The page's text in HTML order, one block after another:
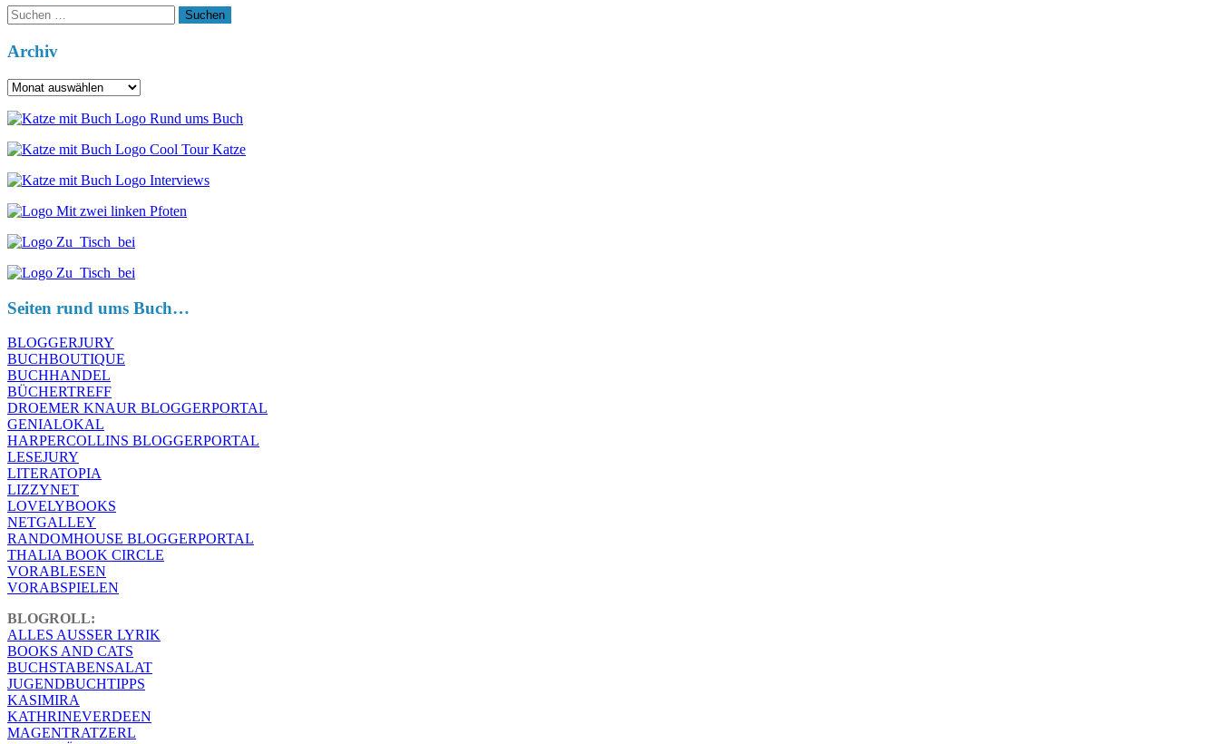
Suchen
nach:
Archiv
Archiv
Seiten rund ums Buch…
BLOGGERJURY
BUCHBOUTIQUE
BUCHHANDEL
BÜCHERTREFF
DROEMER KNAUR BLOGGERPORTAL
GENIALOKAL
HARPERCOLLINS BLOGGERPORTAL
LESEJURY
LITERATOPIA
LIZZYNET
LOVELYBOOKS
NETGALLEY
RANDOMHOUSE BLOGGERPORTAL
THALIA BOOK CIRCLE
VORABLESEN
VORABSPIELEN
BLOGROLL:
ALLES AUSSER LYRIK
BOOKS AND CATS
BUCHSTABENSALAT
JUGENDBUCHTIPPS
KASIMIRA
KATHRINEVERDEEN
MAGENTRATZERL